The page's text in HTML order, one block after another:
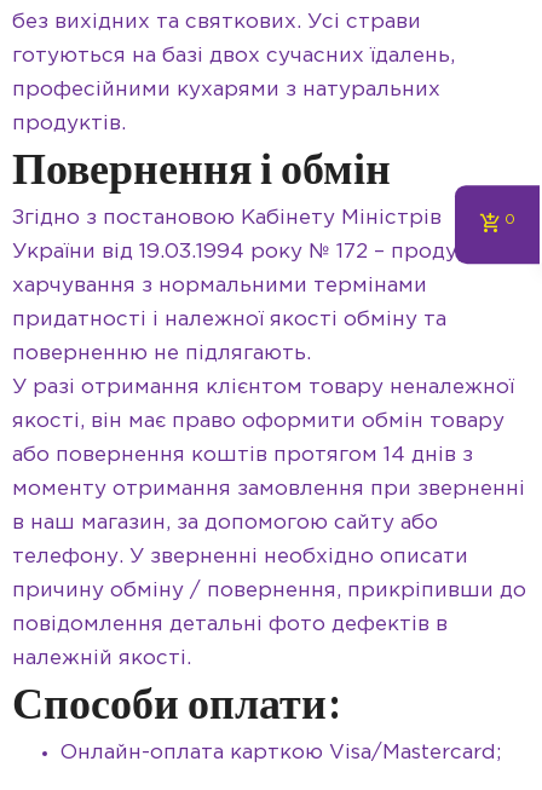
без вихідних та святкових. Усі страви
готуються на базі двох сучасних їдалень,
професійними кухарями з натуральних
продуктів.
Повернення і обмін
Згідно з постановою Кабінету Міністрів
України від 19.03.1994 року № 172 – продукти
харчування з нормальними термінами
придатності і належної якості обміну та
поверненню не підлягають.
У разі отримання клієнтом товару неналежної
якості, він має право оформити обмін товару
або повернення коштів протягом 14 днів з
моменту отримання замовлення при зверненні
в наш магазин, за допомогою сайту або
телефону. У зверненні необхідно описати
причину обміну / повернення, прикріпивши до
повідомлення детальні фото дефектів в
належній якості.
Способи оплати:
Онлайн-оплата карткою Visa/Mastercard;
0